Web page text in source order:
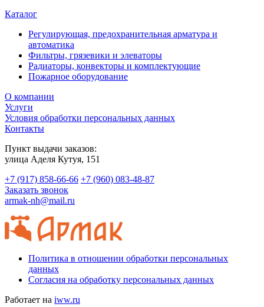
Каталог
Регулирующая, предохранительная арматура и
автоматика
Фильтры, грязевики и элеваторы
Радиаторы, конвекторы и комплектующие
Пожарное оборудование
О компании
Услуги
Условия обработки персональных данных
Контакты
Пункт выдачи заказов:
​улица Аделя Кутуя, 151
+7 (917) 858-66-66 +7 (960) 083-48-87
Заказать звонок
armak-nh@mail.ru
Политика в отношении обработки персональных
данных
Согласия на обработку персональных данных
Работает на iww.ru